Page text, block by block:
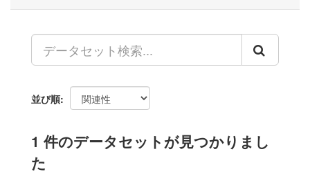
並び順
1 件のデータセットが見つかりまし
た